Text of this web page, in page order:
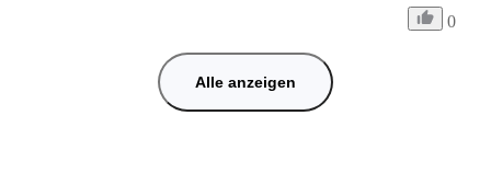
0
Alle anzeigen